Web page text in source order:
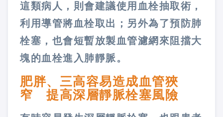
這類病人，則會建議使用血栓抽取術，
利用導管將血栓取出；另外為了預防肺
栓塞，也會短暫放製血管濾網來阻擋大
塊的血栓進入肺靜脈。
肥胖、三高容易造成血管狹
窄 提高深層靜脈栓塞風險